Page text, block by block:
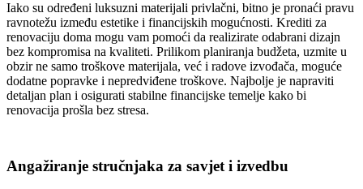
Iako su određeni luksuzni materijali privlačni, bitno je pronaći pravu
ravnotežu između estetike i financijskih mogućnosti. Krediti za
renovaciju doma mogu vam pomoći da realizirate odabrani dizajn
bez kompromisa na kvaliteti. Prilikom planiranja budžeta, uzmite u
obzir ne samo troškove materijala, već i radove izvođača, moguće
dodatne popravke i nepredviđene troškove. Najbolje je napraviti
detaljan plan i osigurati stabilne financijske temelje kako bi
renovacija prošla bez stresa.
Angažiranje stručnjaka za savjet i izvedbu